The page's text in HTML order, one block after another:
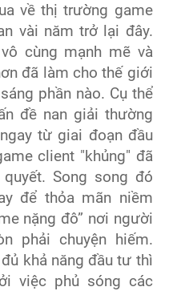
về thị trường game
vài năm trở lại đây.
cùng mạnh mẽ và
đã làm cho thế giới
phần nào. Cụ thể
đề nan giải thường
từ giai đoạn đầu
client "khủng" đã
Song song đó
để thỏa mãn niềm
nặng đô” nơi người
phải chuyện hiếm.
khả năng đầu tư thì
việc phủ sóng các